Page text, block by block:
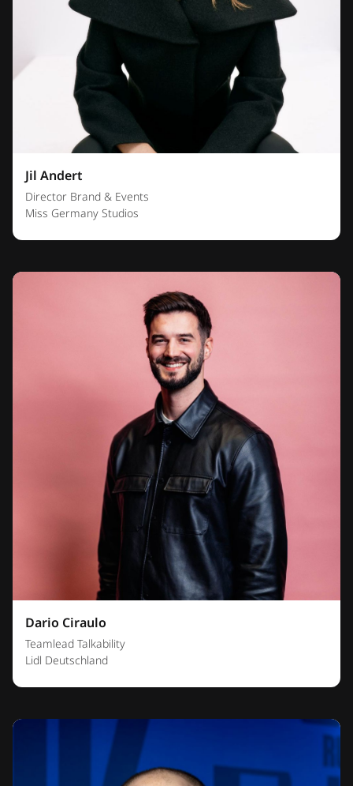
Jil Andert
Director Brand & Events
Miss Germany Studios
Dario Ciraulo
Teamlead Talkability
Lidl Deutschland